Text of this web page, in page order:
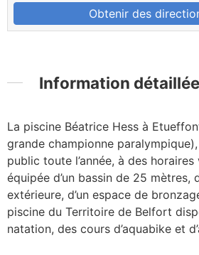
Obtenir des
Information détaillée
La piscine Béatrice Hess à
grande championne
public toute l’année, à des horaires
équipée d’un bassin de 25 mètres,
extérieure, d’un espace de
piscine du Territoire de Belfort
natation, des cours d’aquabike et